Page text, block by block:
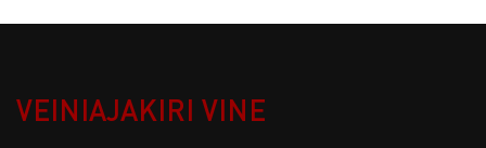
VEINIAJAKIRI VINE